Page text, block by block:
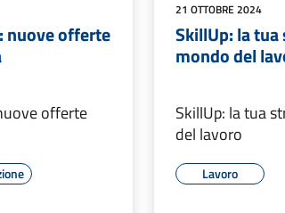
nuove offerte
offerte
21 OTTOBRE 2024
SkillUp: la
mondo del
SkillUp: la tua
del lavoro
Lavoro